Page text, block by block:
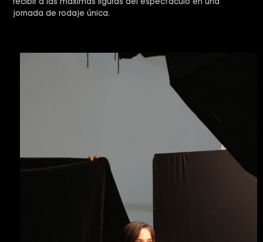
recibir a las máximas figuras del espectáculo en una
jornada de rodaje única.